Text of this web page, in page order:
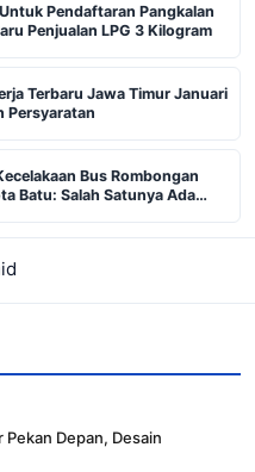
Pendaftaran Pangkalan
Penjualan LPG 3 Kilogram
Terbaru Jawa Timur Januari
Persyaratan
Bus Rombongan
Batu: Salah Satunya Ada
Pekan Depan, Desain